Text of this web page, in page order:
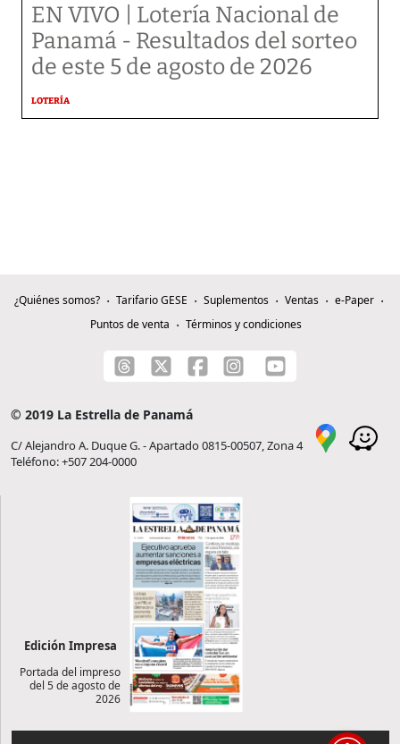
EN VIVO | Lotería Nacional de
Panamá - Resultados del sorteo
de este 5 de agosto de 2026
LOTERÍA
¿Quiénes somos? Tarifario GESE Suplementos Ventas
e-Paper
Puntos de venta
Términos y condiciones
© 2019 La Estrella de Panamá
C/ Alejandro A. Duque G. - Apartado 0815-00507, Zona 4
Teléfono: +507 204-0000
Edición Impresa
Portada del impreso
del 5 de agosto de
2026